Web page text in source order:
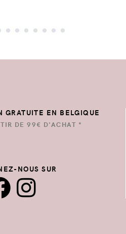
GRATUITE EN BELGIQUE
DE 99€ D'ACHAT *
NOUS SUR